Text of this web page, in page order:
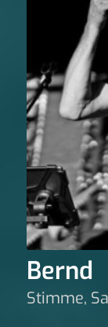
Bernd
Stimme,